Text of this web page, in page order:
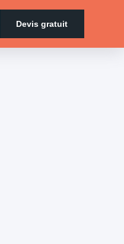
Devis gratuit